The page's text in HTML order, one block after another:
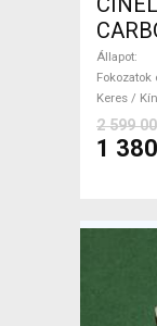
1of50
Állapot
Fokozatok
Keres /
2 599
1